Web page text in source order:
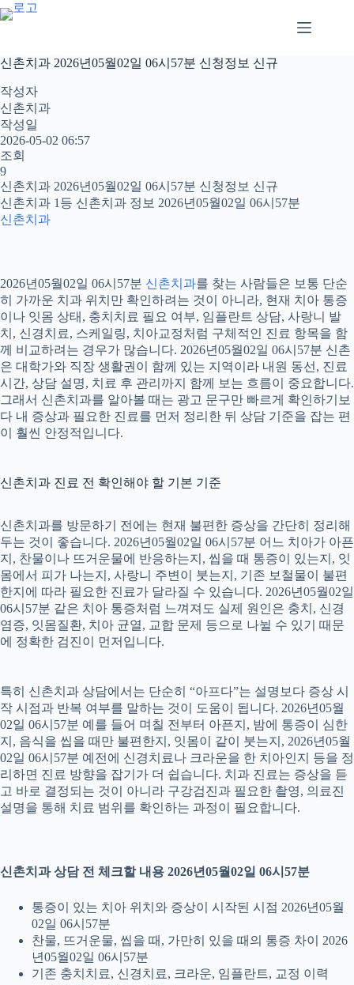
본
문
로
건
너
뛰
기
신촌치과 2026년05월02일 06시57분 신청정보 신규
작성자
신촌치과
작성일
2026-05-02 06:57
조회
9
신촌치과 2026년05월02일 06시57분 신청정보 신규
신촌치과 1등 신촌치과 정보 2026년05월02일 06시57분
신촌치과
2026년05월02일 06시57분 신촌치과를 찾는 사람들은 보통 단순
히 가까운 치과 위치만 확인하려는 것이 아니라, 현재 치아 통증
이나 잇몸 상태, 충치치료 필요 여부, 임플란트 상담, 사랑니 발
치, 신경치료, 스케일링, 치아교정처럼 구체적인 진료 항목을 함
께 비교하려는 경우가 많습니다. 2026년05월02일 06시57분 신촌
은 대학가와 직장 생활권이 함께 있는 지역이라 내원 동선, 진료
시간, 상담 설명, 치료 후 관리까지 함께 보는 흐름이 중요합니다.
그래서 신촌치과를 알아볼 때는 광고 문구만 빠르게 확인하기보
다 내 증상과 필요한 진료를 먼저 정리한 뒤 상담 기준을 잡는 편
이 훨씬 안정적입니다.
신촌치과 진료 전 확인해야 할 기본 기준
신촌치과를 방문하기 전에는 현재 불편한 증상을 간단히 정리해
두는 것이 좋습니다. 2026년05월02일 06시57분 어느 치아가 아픈
지, 찬물이나 뜨거운물에 반응하는지, 씹을 때 통증이 있는지, 잇
몸에서 피가 나는지, 사랑니 주변이 붓는지, 기존 보철물이 불편
한지에 따라 필요한 진료가 달라질 수 있습니다. 2026년05월02일
06시57분 같은 치아 통증처럼 느껴져도 실제 원인은 충치, 신경
염증, 잇몸질환, 치아 균열, 교합 문제 등으로 나뉠 수 있기 때문
에 정확한 검진이 먼저입니다.
특히 신촌치과 상담에서는 단순히 “아프다”는 설명보다 증상 시
작 시점과 반복 여부를 말하는 것이 도움이 됩니다. 2026년05월
02일 06시57분 예를 들어 며칠 전부터 아픈지, 밤에 통증이 심한
지, 음식을 씹을 때만 불편한지, 잇몸이 같이 붓는지, 2026년05월
02일 06시57분 예전에 신경치료나 크라운을 한 치아인지 등을 정
리하면 진료 방향을 잡기가 더 쉽습니다. 치과 진료는 증상을 듣
고 바로 결정되는 것이 아니라 구강검진과 필요한 촬영, 의료진
설명을 통해 치료 범위를 확인하는 과정이 필요합니다.
신촌치과 상담 전 체크할 내용 2026년05월02일 06시57분
통증이 있는 치아 위치와 증상이 시작된 시점 2026년05월
02일 06시57분
찬물, 뜨거운물, 씹을 때, 가만히 있을 때의 통증 차이 2026
년05월02일 06시57분
기존 충치치료, 신경치료, 크라운, 임플란트, 교정 이력